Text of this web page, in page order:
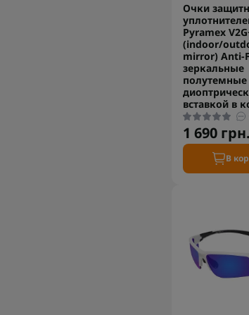
Очки
Pyramex
(indoor/
mirror) Anti-
зеркальные
полутемные
вставкой в
1 690 грн.
В